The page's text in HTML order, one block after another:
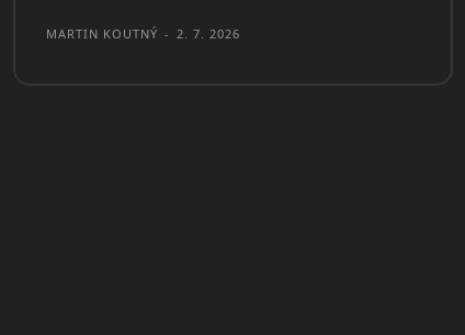
MARTIN KOUTNÝ - 2. 7. 2026